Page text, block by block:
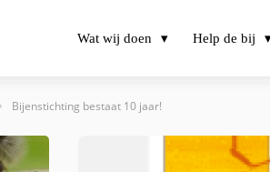
Wat wij doen Help de bij
Bijenstichting bestaat 10 jaar!